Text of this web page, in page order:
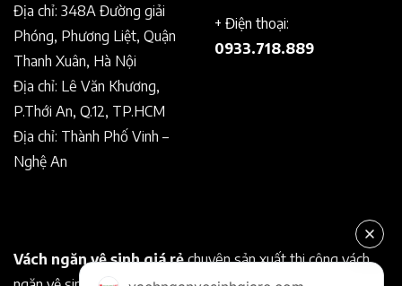
Địa chỉ: 348A Đường giải
Phóng, Phương Liệt, Quận
Thanh Xuân, Hà Nội
Địa chỉ: Lê Văn Khương,
P.Thới An, Q.12, TP.HCM
Địa chỉ: Thành Phố Vinh –
Nghệ An
+ Điện thoại:
0933.718.889
Vách ngăn vệ sinh giá rẻchuyên sản xuất thi công vách